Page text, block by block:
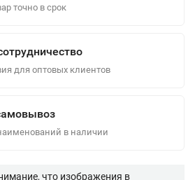
точно в срок
для оптовых клиентов
в наличии
что изображения в